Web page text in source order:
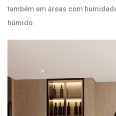
também em áreas com
húmido.